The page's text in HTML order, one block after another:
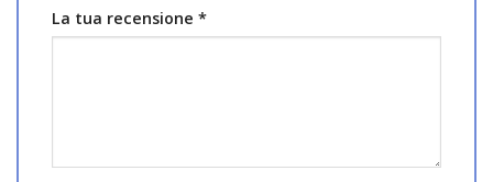
La tua recensione *